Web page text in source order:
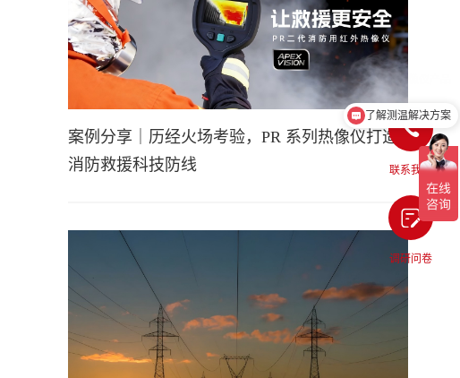
案例分享｜历经火场考验，PR 系列热像仪打造
消防救援科技防线
联系我们
调研问卷
了解测温解决方案